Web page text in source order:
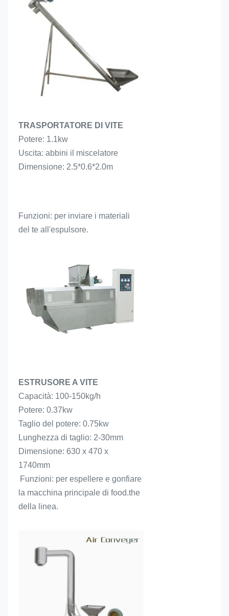
TRASPORTATORE DI VITE
Potere: 1.1kw
Uscita: abbini il miscelatore
Dimensione: 2.5*0.6*2.0m
Funzioni: per inviare i materiali
del te all'espulsore.
ESTRUSORE A VITE
Capacità: 100-150kg/h
Potere: 0.37kw
Taglio del potere: 0.75kw
Lunghezza di taglio: 2-30mm
Dimensione: 630 x 470 x
1740mm
Funzioni: per espellere e gonfiare
la macchina principale di food.the
della linea.